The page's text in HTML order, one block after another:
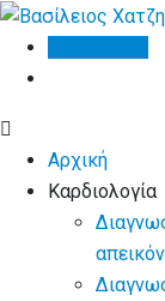
Skip
content
Αρχική
Καρδιολογία